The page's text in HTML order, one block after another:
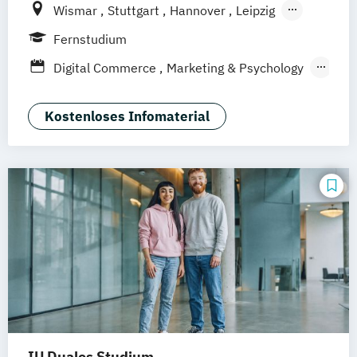
Wismar Stuttgart Hannover
Leipzig
Frankfurt am Main
Nürnberg
Fernstudium
Digital Commerce
Marketing & Psychology
Wirtschaftspsychologie
Kostenloses Infomaterial